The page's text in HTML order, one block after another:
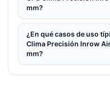
mm?
¿En qué casos de uso
Clima Precisión Inrow
mm?